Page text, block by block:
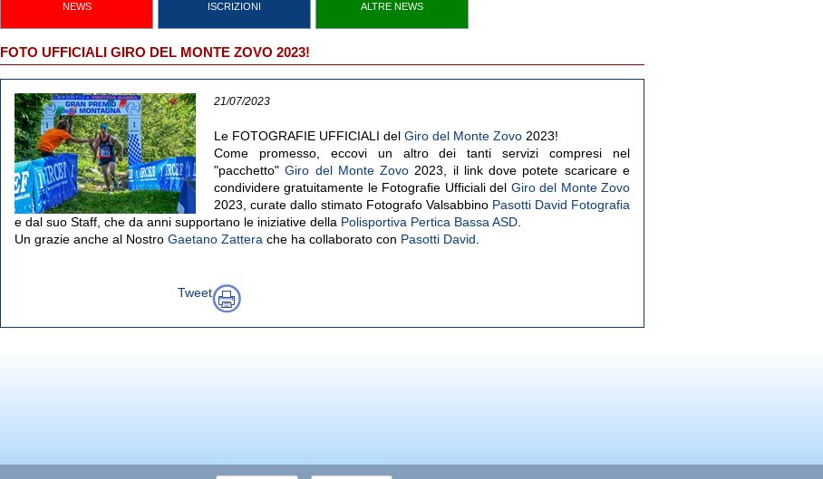
NEWS ISCRIZIONI ALTRE NEWS
FOTO UFFICIALI GIRO DEL MONTE ZOVO 2023!
21/07/2023
Le FOTOGRAFIE UFFICIALI del Giro del Monte Zovo 2023!
Come promesso, eccovi un altro dei tanti servizi compresi nel
"pacchetto"Giro del Monte Zovo 2023, il link dove potete scaricare e
condividere gratuitamente le Fotografie Ufficiali del Giro del Monte Zovo
2023, curate dallo stimato Fotografo Valsabbino Pasotti David Fotografia
e dal suo Staff, che da anni supportano le iniziative della Polisportiva Pertica Bassa ASD
Un grazie anche al Nostro Gaetano Zattera che ha collaborato con Pasotti David
Tweet